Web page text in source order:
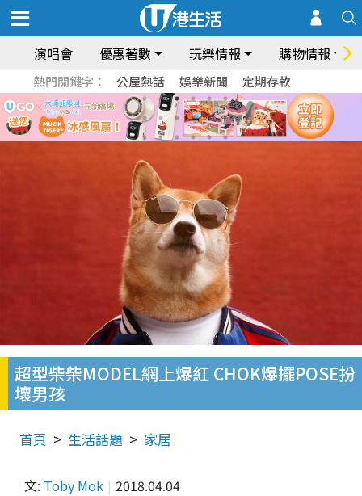
演唱會 優惠著數 玩樂情報 購物情報
熱門關鍵字： 公屋熱話 娛樂新聞 定期存款
超型柴柴MODEL網上爆紅 CHOK爆擺POSE扮
壞男孩
首頁 生活話題 家居
文: Toby Mok 2018.04.04